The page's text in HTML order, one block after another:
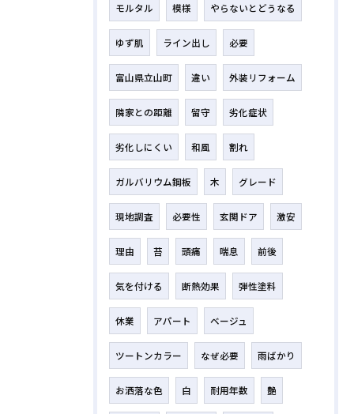
モルタル 模様 やらないとどうなる
ゆず肌 ライン出し 必要
富山県立山町 違い 外装リフォーム
隣家との距離 留守 劣化症状
劣化しにくい 和風 割れ
ガルバリウム鋼板 木 グレード
現地調査 必要性 玄関ドア 激安
理由 苔 頭痛 喘息 前後
気を付ける 断熱効果 弾性塗料
休業 アパート ベージュ
ツートンカラー なぜ必要 雨ばかり
お洒落な色 白 耐用年数 艶